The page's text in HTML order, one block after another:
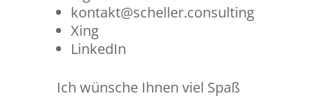
kontakt@scheller.consulting
Xing
LinkedIn
Ich wünsche Ihnen viel Spaß